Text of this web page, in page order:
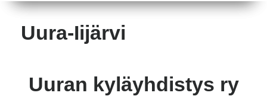
Uura-Iijärvi
Uuran kyläyhdistys ry